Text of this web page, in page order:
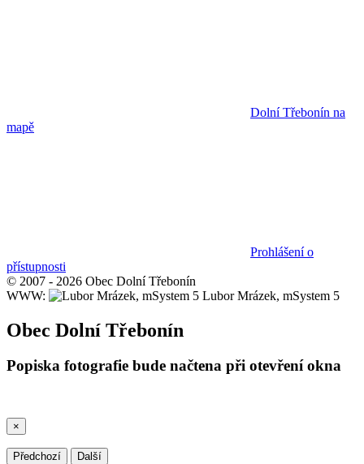
Dolní Třebonín na
mapě
Prohlášení o
přístupnosti
© 2007 - 2026 Obec Dolní Třebonín
WWW:
Lubor Mrázek, mSystem 5
Obec Dolní Třebonín
Popiska fotografie bude načtena při otevření okna
×
Předchozí Další